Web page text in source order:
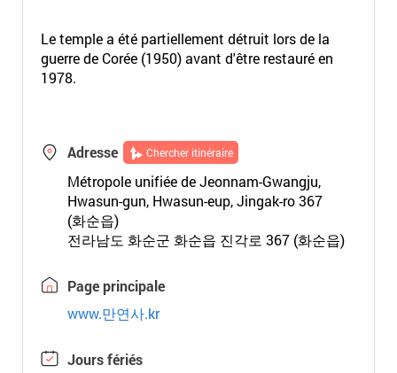
Le temple a été partiellement détruit lors de la
guerre de Corée (1950) avant d'être restauré en
1978.
Adresse Chercher itinéraire
Métropole unifiée de Jeonnam-Gwangju,
Hwasun-gun, Hwasun-eup, Jingak-ro 367
(화순읍)
전라남도 화순군 화순읍 진각로 367 (화순읍)
Page principale
www.만연사.kr
Jours fériés